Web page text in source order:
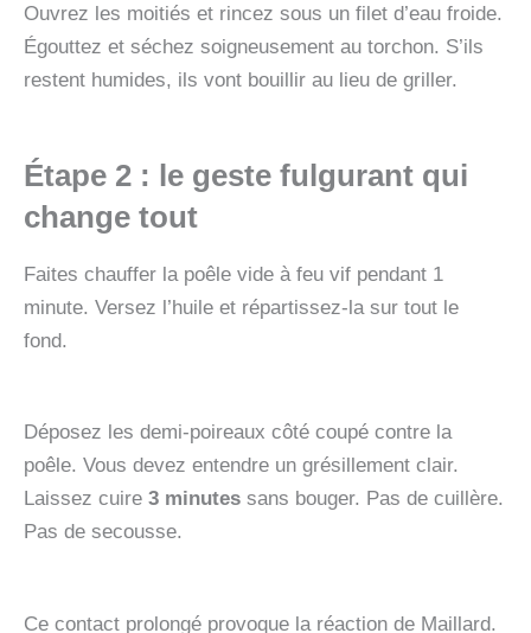
Ouvrez les moitiés et rincez sous un filet d’eau froide.
Égouttez et séchez soigneusement au torchon. S’ils
restent humides, ils vont bouillir au lieu de griller.
Étape 2 : le geste fulgurant qui
change tout
Faites chauffer la poêle vide à feu vif pendant 1
minute. Versez l’huile et répartissez-la sur tout le
fond.
Déposez les demi-poireaux côté coupé contre la
poêle. Vous devez entendre un grésillement clair.
Laissez cuire 3 minutes sans bouger. Pas de cuillère.
Pas de secousse.
Ce contact prolongé provoque la réaction de Maillard.